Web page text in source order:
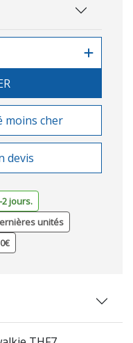
moins cher
devis
jours.
unités